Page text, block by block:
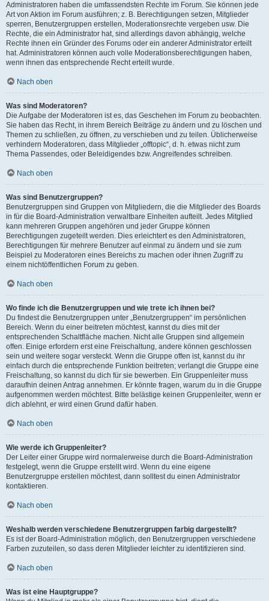
Administratoren haben die umfassendsten Rechte im Forum. Sie können jede
Art von Aktion im Forum ausführen; z. B. Berechtigungen setzen, Mitglieder
sperren, Benutzergruppen erstellen, Moderationsrechte vergeben usw. Die
Rechte, die ein Administrator hat, sind allerdings davon abhängig, welche
Rechte ihnen ein Gründer des Forums oder ein anderer Administrator erteilt
hat. Administratoren können auch volle Moderationsberechtigungen haben,
wenn ihnen das entsprechende Recht erteilt wurde.
Nach oben
Was sind Moderatoren?
Die Aufgabe der Moderatoren ist es, das Geschehen im Forum zu beobachten.
Sie haben das Recht, in ihrem Bereich Beiträge zu ändern und zu löschen und
Themen zu schließen, zu öffnen, zu verschieben und zu teilen. Üblicherweise
verhindern Moderatoren, dass Mitglieder „offtopic“, d. h. etwas nicht zum
Thema Passendes, oder Beleidigendes bzw. Angreifendes schreiben.
Nach oben
Was sind Benutzergruppen?
Benutzergruppen sind Gruppen von Mitgliedern, die die Mitglieder des Boards
in für die Board-Administration verwaltbare Einheiten aufteilt. Jedes Mitglied
kann mehreren Gruppen angehören und jeder Gruppe können
Berechtigungen zugeteilt werden. Dies erleichtert es den Administratoren,
Berechtigungen für mehrere Benutzer auf einmal zu ändern und sie zum
Beispiel zu Moderatoren eines Bereichs zu machen oder ihnen Zugriff zu
einem nichtöffentlichen Forum zu geben.
Nach oben
Wo finde ich die Benutzergruppen und wie trete ich ihnen bei?
Du findest die Benutzergruppen unter „Benutzergruppen“ im persönlichen
Bereich. Wenn du einer beitreten möchtest, kannst du dies mit der
entsprechenden Schaltfläche machen. Nicht alle Gruppen sind allgemein
offen. Einige erfordern erst eine Freischaltung, andere können geschlossen
sein und weitere sogar versteckt. Wenn die Gruppe offen ist, kannst du ihr
einfach durch die entsprechende Funktion beitreten; verlangt die Gruppe eine
Freischaltung, so kannst du dich für sie bewerben. Ein Gruppenleiter muss
daraufhin deinen Antrag annehmen. Er könnte fragen, warum du in die Gruppe
aufgenommen werden möchtest. Bitte belästige keinen Gruppenleiter, wenn er
dich ablehnt, er wird einen Grund dafür haben.
Nach oben
Wie werde ich Gruppenleiter?
Der Leiter einer Gruppe wird normalerweise durch die Board-Administration
festgelegt, wenn die Gruppe erstellt wird. Wenn du eine eigene
Benutzergruppe erstellen möchtest, dann solltest du einen Administrator
kontaktieren.
Nach oben
Weshalb werden verschiedene Benutzergruppen farbig dargestellt?
Es ist der Board-Administration möglich, den Benutzergruppen verschiedene
Farben zuzuteilen, so dass deren Mitglieder leichter zu identifizieren sind.
Nach oben
Was ist eine Hauptgruppe?